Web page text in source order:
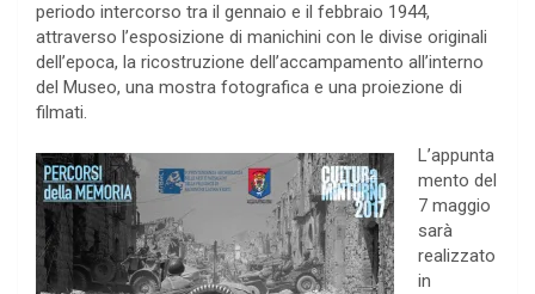
periodo intercorso tra il gennaio e il febbraio 1944,
attraverso l’esposizione di manichini con le divise originali
dell’epoca, la ricostruzione dell’accampamento all’interno
del Museo, una mostra fotografica e una proiezione di
filmati.
L’appunta
mento del
7 maggio
sarà
realizzato
in